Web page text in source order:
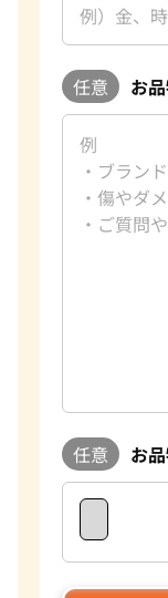
任意 お
任意 お